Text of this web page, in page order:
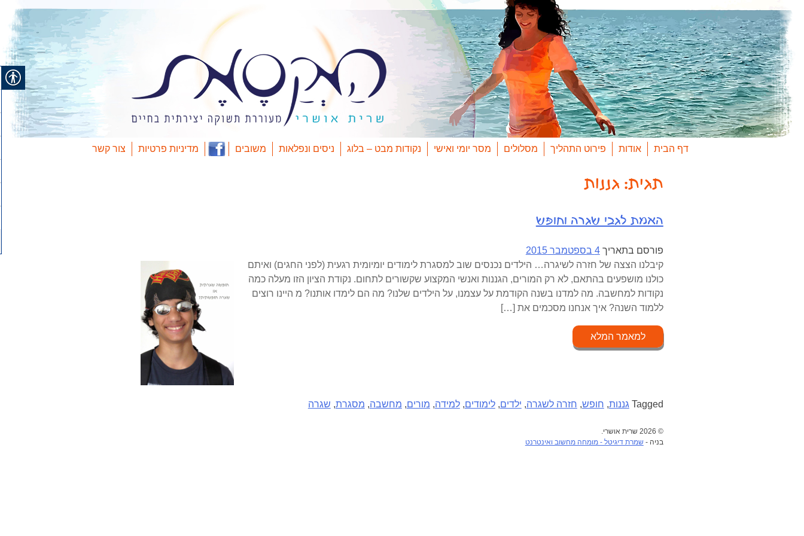
content
דף הבית אודות פירוט התהליך מסלולים מסר יומי ואישי נקודות מבט – בלוג ניסים ונפלאות משובים מדיניות פרטיות צור קשר
תגית:גננות
האמת לגבי שגרה וחופש
פורסם בתאריך4 בספטמבר 2015
קיבלנו הצצה של חזרה לשיגרה… הילדים נכנסים שוב למסגרת לימודים יומיומית רגעית (לפני החגים) ואיתם
כולנו מושפעים בהתאם, לא רק המורים, הגננות ואנשי המקצוע שקשורים לתחום. נקודת הציון הזו מעלה כמה
נקודות למחשבה. מה למדנו בשנה הקודמת על עצמנו, על הילדים שלנו? מה הם לימדו אותנו? מ היינו רוצים
ללמוד השנה? איך אנחנו מסכמים את […]
למאמר המלא
Tagged גננות, חופש, חזרה לשגרה, ילדים,לימודים,למידה, מורים, מחשבה, מסגרת, שגרה
© 2026 שרית אושרי.
בניה -שמרת דיגיטל - מומחה מחשוב ואינטרנט